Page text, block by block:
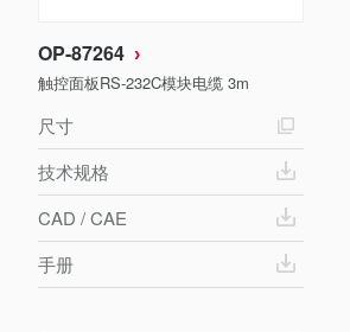
OP-87264
触控面板RS-232C模块电缆 3m
尺寸
技术规格
CAD / CAE
手册